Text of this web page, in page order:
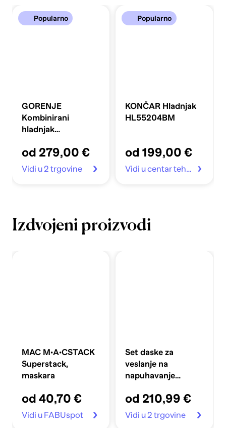
Popularno
GORENJE
Kombinirani
hladnjak
od 279,00 €
Vidi u 2 trgovine
Popularno
KONČAR Hladnjak
HL55204BM
od 199,00 €
Vidi u centar tehnike
Izdvojeni proizvodi
MAC M·A·CSTACK
Superstack,
maskara
od 40,70 €
Vidi u FABUspot
Set daske za
veslanje na
napuhavanje
plavi
od 210,99 €
Vidi u 2 trgovine